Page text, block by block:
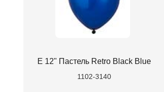
Е 12" Пастель Retro Black Blue
1102-3140